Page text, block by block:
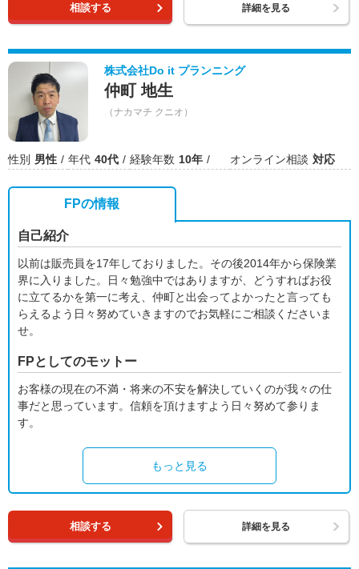
相談する 詳細を見る
株式会社Do it プランニング
仲町 地生
（ナカマチ クニオ）
性別 男性 年代 40代 経験年数 10年 オンライン相談 対応
FPの情報
自己紹介
以前は販売員を17年しておりました。その後2014年から保険業
界に入りました。日々勉強中ではありますが、どうすればお役
に立てるかを第一に考え、仲町と出会ってよかったと言っても
らえるよう日々努めていきますのでお気軽にご相談くださいま
せ。
FPとしてのモットー
お客様の現在の不満・将来の不安を解決していくのが我々の仕
事だと思っています。信頼を頂けますよう日々努めて参りま
す。
もっと見る
相談する 詳細を見る